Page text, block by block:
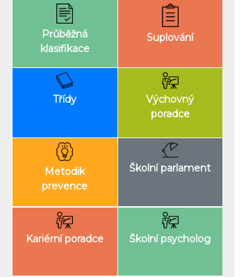
Průběžná
klasifikace
Suplování
Třídy
Výchovný
poradce
Metodik
prevence
Školní parlament
Kariérní poradce Školní psycholog